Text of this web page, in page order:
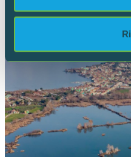
analizzare il nostro
informazioni sul modo in
nostri partner che si
pubblicità e social media, i
con altre informazioni che
raccolto dal tuo utilizzo dei